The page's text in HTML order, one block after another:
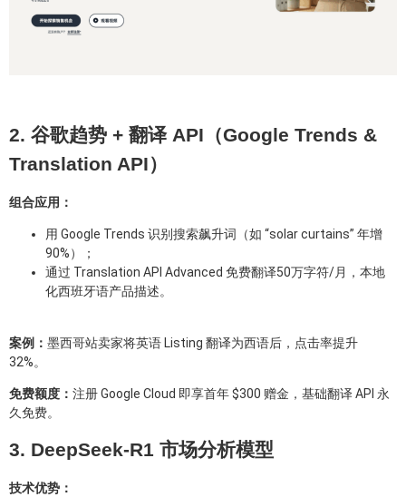
2. 谷歌趋势 + 翻译 API（Google Trends &
Translation API）
组合应用：
用 Google Trends 识别搜索飙升词（如 “solar curtains” 年增
90%）；
通过 Translation API Advanced 免费翻译50万字符/月，本地
化西班牙语产品描述。
案例： 墨西哥站卖家将英语 Listing 翻译为西语后，点击率提升
32%。
免费额度： 注册 Google Cloud 即享首年 $300 赠金，基础翻译 API 永
久免费。
3. DeepSeek-R1 市场分析模型
技术优势：